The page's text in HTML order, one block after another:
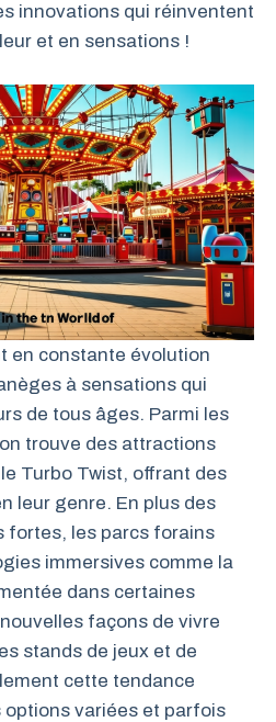
innovations qui réinventent
et en sensations !
en constante évolution
à sensations qui
de tous âges. Parmi les
trouve des attractions
Turbo Twist, offrant des
leur genre. En plus des
fortes, les parcs forains
immersives comme la
dans certaines
façons de vivre
stands de jeux et de
cette tendance
options variées et parfois